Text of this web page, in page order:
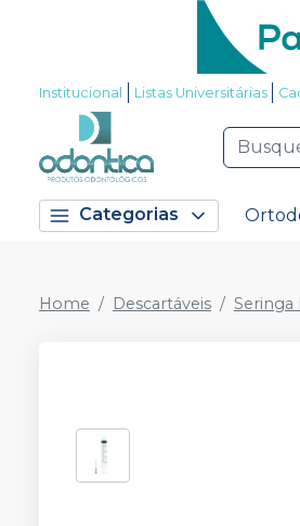
Institucional Listas Universitárias
Categorias
Home Descartáveis Seringa